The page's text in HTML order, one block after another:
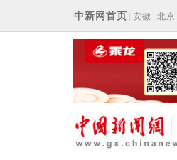
中新网首页 安徽 北京